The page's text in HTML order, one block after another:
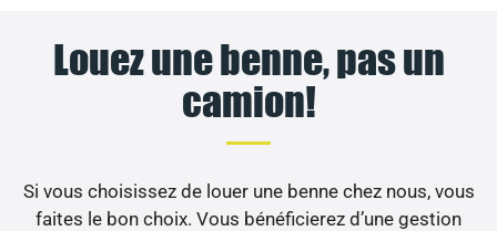
Louez une benne, pas un
camion!
Si vous choisissez de louer une benne chez nous, vous
faites le bon choix. Vous bénéficierez d’une gestion